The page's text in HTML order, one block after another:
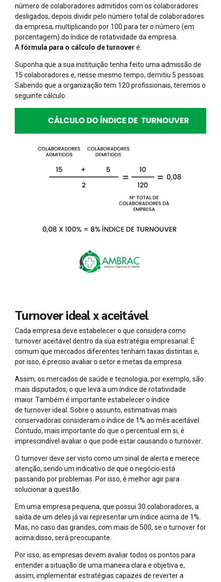
número de colaboradores admitidos com os colaboradores
desligados, depois dividir pelo número total de colaboradores
da empresa, multiplicando por 100 para ter o número (em
porcentagem) do índice de rotatividade da empresa.
Afórmula para o cálculo de turnover é:
Suponha que a sua instituição tenha feito uma admissão de
15 colaboradores e, nesse mesmo tempo, demitiu 5 pessoas.
Sabendo que a organização tem 120 profissionais, teremos o
seguinte cálculo:
Turnover ideal x aceitável
Cada empresa deve estabelecer o que considera como
turnover aceitável dentro da sua estratégia empresarial. É
comum que mercados diferentes tenham taxas distintas e,
por isso, é preciso avaliar o setor e metas da empresa.
Assim, os mercados de saúde e tecnologia, por exemplo, são
mais disputados, o que leva a um índice de rotatividade
maior. Também é importante estabelecer o índice
de turnover ideal. Sobre o assunto, estimativas mais
conservadoras consideram o índice de 1% ao mês aceitável.
Contudo, mais importante do que o percentual em si, é
imprescindível avaliar o que pode estar causando o turnover.
O turnover deve ser visto como um sinal de alerta e merece
atenção, sendo um indicativo de que o negócio está
passando por problemas. Por isso, é melhor agir para
solucionar a questão.
Em uma empresa pequena, que possui 30 colaboradores, a
saída de um deles já vai representar um índice acima de 1%.
Mas, no caso das grandes, com mais de 500, se o turnover for
acima disso, será preocupante.
Por isso, as empresas devem avaliar todos os pontos para
entender a situação de uma maneira clara e objetiva e,
assim, implementar estratégias capazes de reverter a